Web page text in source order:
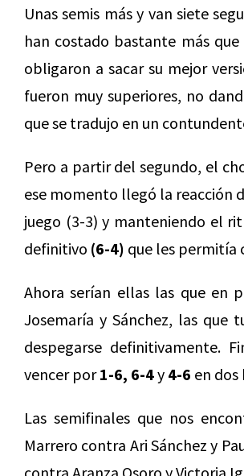
Unas semis más y van siete
han costado bastante más
obligaron a sacar su mejor
fueron muy superiores, no
que se tradujo en un
Pero a partir del segundo, el
ese momento llegó la reacción
juego (3-3) y manteniendo el
definitivo (6-4) que les permitía
Ahora serían ellas las que en
Josemaría y Sánchez, las que
despegarse definitivamente.
vencer por1-6, 6-4y 4-6 en dos
Las semifinales que nos
Marrero contra Ari Sánchez y